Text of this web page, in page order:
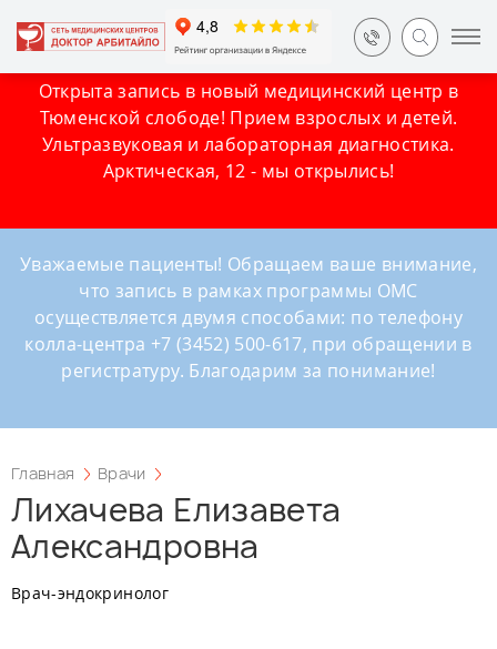
Открыта запись в новый медицинский центр в
Тюменской слободе! Прием взрослых и детей.
Ультразвуковая и лабораторная диагностика.
Арктическая, 12 - мы открылись!
Уважаемые пациенты! Обращаем ваше внимание,
что запись в рамках программы ОМС
осуществляется двумя способами: по телефону
колла-центра +7 (3452) 500-617, при обращении в
регистратуру. Благодарим за понимание!
Главная Врачи
Лихачева Елизавета
Александровна
Врач-эндокринолог